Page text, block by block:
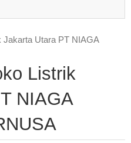
Jakarta Utara PT NIAGA
Listrik
NIAGA